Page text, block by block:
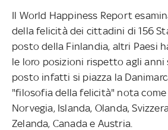
Il World Happiness Report
della felicità dei cittadini di 156
posto della Finlandia, altri Paesi
le loro posizioni rispetto agli anni
posto infatti si piazza la
"filosofia della felicità" nota come
Norvegia, Islanda, Olanda,
Zelanda, Canada e Austria.